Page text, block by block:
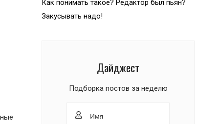
Как понимать такое? Редактор был пьян?
Закусывать надо!
Дайджест
Подборка постов за неделю